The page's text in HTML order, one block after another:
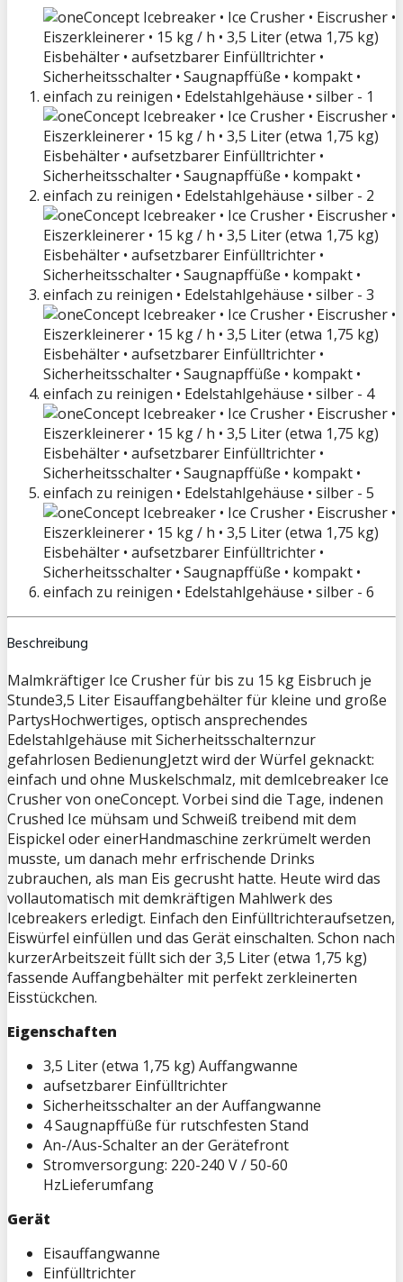
Beschreibung
Malmkräftiger Ice Crusher für bis zu 15 kg Eisbruch je
Stunde3,5 Liter Eisauffangbehälter für kleine und große
PartysHochwertiges, optisch ansprechendes
Edelstahlgehäuse mit Sicherheitsschalternzur
gefahrlosen BedienungJetzt wird der Würfel geknackt:
einfach und ohne Muskelschmalz, mit demIcebreaker Ice
Crusher von oneConcept. Vorbei sind die Tage, indenen
Crushed Ice mühsam und Schweiß treibend mit dem
Eispickel oder einerHandmaschine zerkrümelt werden
musste, um danach mehr erfrischende Drinks
zubrauchen, als man Eis gecrusht hatte. Heute wird das
vollautomatisch mit demkräftigen Mahlwerk des
Icebreakers erledigt. Einfach den Einfülltrichteraufsetzen,
Eiswürfel einfüllen und das Gerät einschalten. Schon nach
kurzerArbeitszeit füllt sich der 3,5 Liter (etwa 1,75 kg)
fassende Auffangbehälter mit perfekt zerkleinerten
Eisstückchen.
Eigenschaften
3,5 Liter (etwa 1,75 kg) Auffangwanne
aufsetzbarer Einfülltrichter
Sicherheitsschalter an der Auffangwanne
4 Saugnapffüße für rutschfesten Stand
An-/Aus-Schalter an der Gerätefront
Stromversorgung: 220-240 V / 50-60
HzLieferumfang
Gerät
Eisauffangwanne
Einfülltrichter